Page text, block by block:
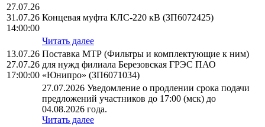
27.07.26
31.07.26
14:00:00
Концевая муфта КЛС-220 кВ (ЗП6072425)
Читать далее
13.07.26
27.07.26
17:00:00
Поставка МТР (Фильтры и комплектующие к ним)
для нужд филиала Березовская ГРЭС ПАО
«Юнипро» (ЗП6071034)
27.07.2026 Уведомление о продлении срока подачи
предложений участников до 17:00 (мск) до
04.08.2026 года.
Читать далее